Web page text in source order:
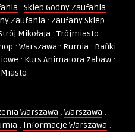
: Sklep Godny Zaufania :
Zaufania : Zaufany Sklep :
Mikołaja : Trójmiasto :
: Warszawa : Rumia : Bańki
: Kurs Animatora Zabaw:
Warszawa : Warszawa :
: Informacje Warszawa :